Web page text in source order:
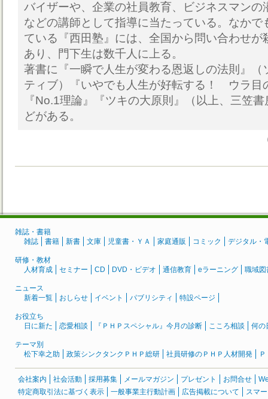
バイザーや、企業の社員教育、ビジネスマンの
などの講師として指導に当たっている。なかで
ている『西田塾』には、全国から問い合わせが
あり、門下生は数千人に上る。
著書に『一瞬で人生が変わる恩返しの法則』（
ティブ）『いやでも人生が好転する！ ウラ目
『No.1理論』『ツキの大原則』（以上、三笠
どがある。
雑誌・書籍
雑誌
書籍 新書 文庫 児童書・ＹＡ 家庭通販 コミック デジタル・
研修・教材
人材育成
セミナー CD DVD・ビデオ 通信教育 eラーニング 職域図
ニュース
新着一覧
おしらせ イベント パブリシティ 特設ページ
お役立ち
日に新た
恋愛相談 『ＰＨＰスペシャル』今月の診断 こころ相談 何の
テーマ別
松下幸之助
政策シンクタンクＰＨＰ総研 社員研修のＰＨＰ人材開発
会社案内 社会活動 採用募集 メールマガジン プレゼント お問合せ
特定商取引法に基づく表示
一般事業主行動計画 広告掲載について スマ